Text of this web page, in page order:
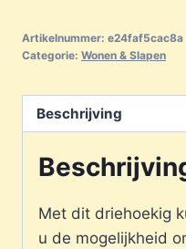
Artikelnummer: e24faf5cac8a
Categorie: Wonen & Slapen
Beschrijving
Met dit driehoekig
u de mogelijkheid